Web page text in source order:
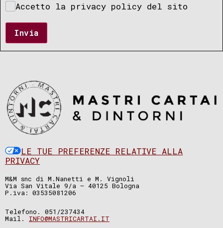
Accetto la privacy policy del sito
Invia
LE TUE PREFERENZE RELATIVE ALLA
PRIVACY
M&M snc di M.Nanetti e M. Vignoli
Via San Vitale 9/a – 40125 Bologna
P.iva: 03535081206
Telefono. 051/237434
Mail. INFO@MASTRICARTAI.IT